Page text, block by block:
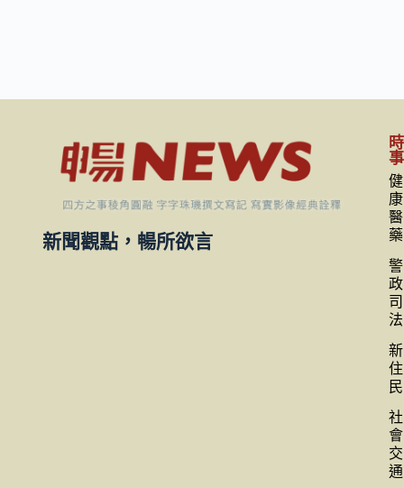
新聞觀點，暢所欲言
時
事
健
康
醫
藥
警
政
司
法
新
住
民
社
會
交
通